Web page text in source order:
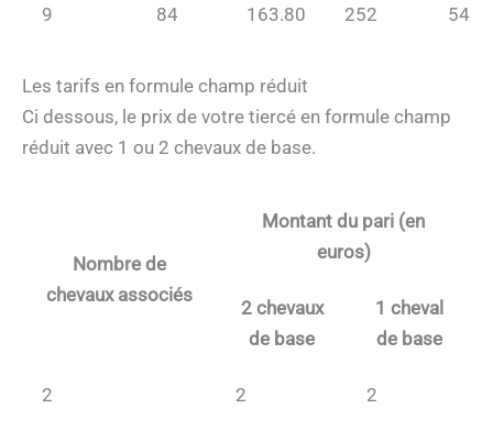
9 84 163.80 252 54
Les tarifs en formule champ réduit
Ci dessous, le prix de votre tiercé en formule champ
réduit avec 1 ou 2 chevaux de base.
Nombre de
chevaux associés
Montant du pari (en
euros)
2 chevaux
de base
1 cheval
de base
2 2 2